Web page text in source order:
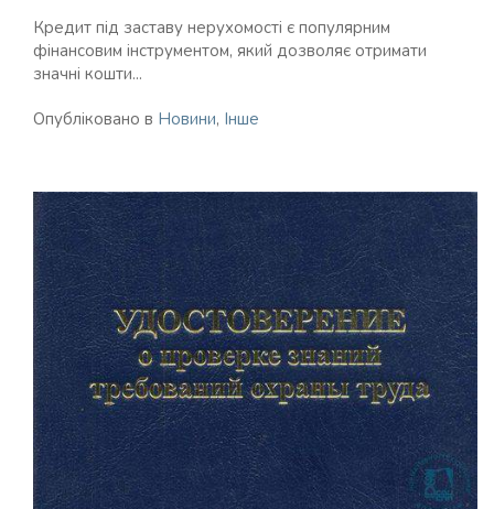
Кредит під заставу нерухомості є популярним
фінансовим інструментом, який дозволяє отримати
значні кошти...
Опубліковано в Новини, Інше